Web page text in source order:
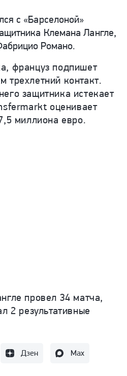
с «Барселоной»
Клемана Лангле,
Романо.
француз подпишет
трехлетний контакт.
защитника истекает
оценивает
миллиона евро.
провел 34 матча,
2 результативные
Дзен Max